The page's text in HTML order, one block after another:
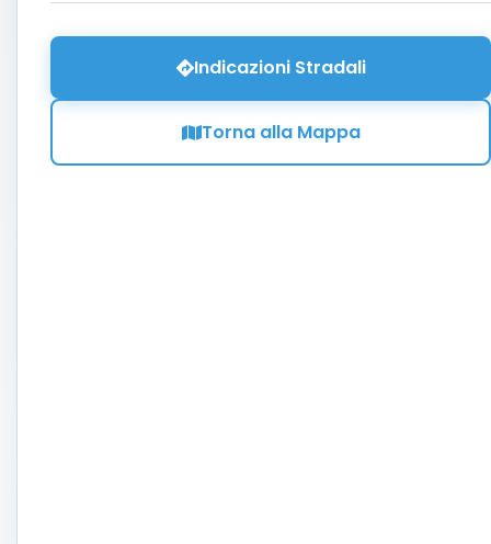
Indicazioni Stradali
Torna alla Mappa